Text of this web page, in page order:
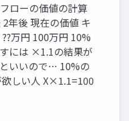
ローの価値の計算
年後 現在の価値 キ
万円 100万円 10%
には ×1.1の結果が
いいので… 10%の
しい人 X×1.1=100